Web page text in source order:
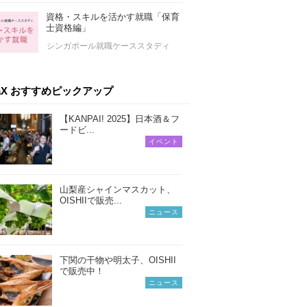
資格・スキルを活かす就職「保育
士資格編」
シンガポール就職ケーススタディ
おすすめピックアップ
【KANPAI! 2025】日本酒＆フ
ードビ...
イベント
山梨産シャインマスカット、
OISHIIで販売...
ニュース
下関の干物や明太子、OISHII
で販売中！
ニュース